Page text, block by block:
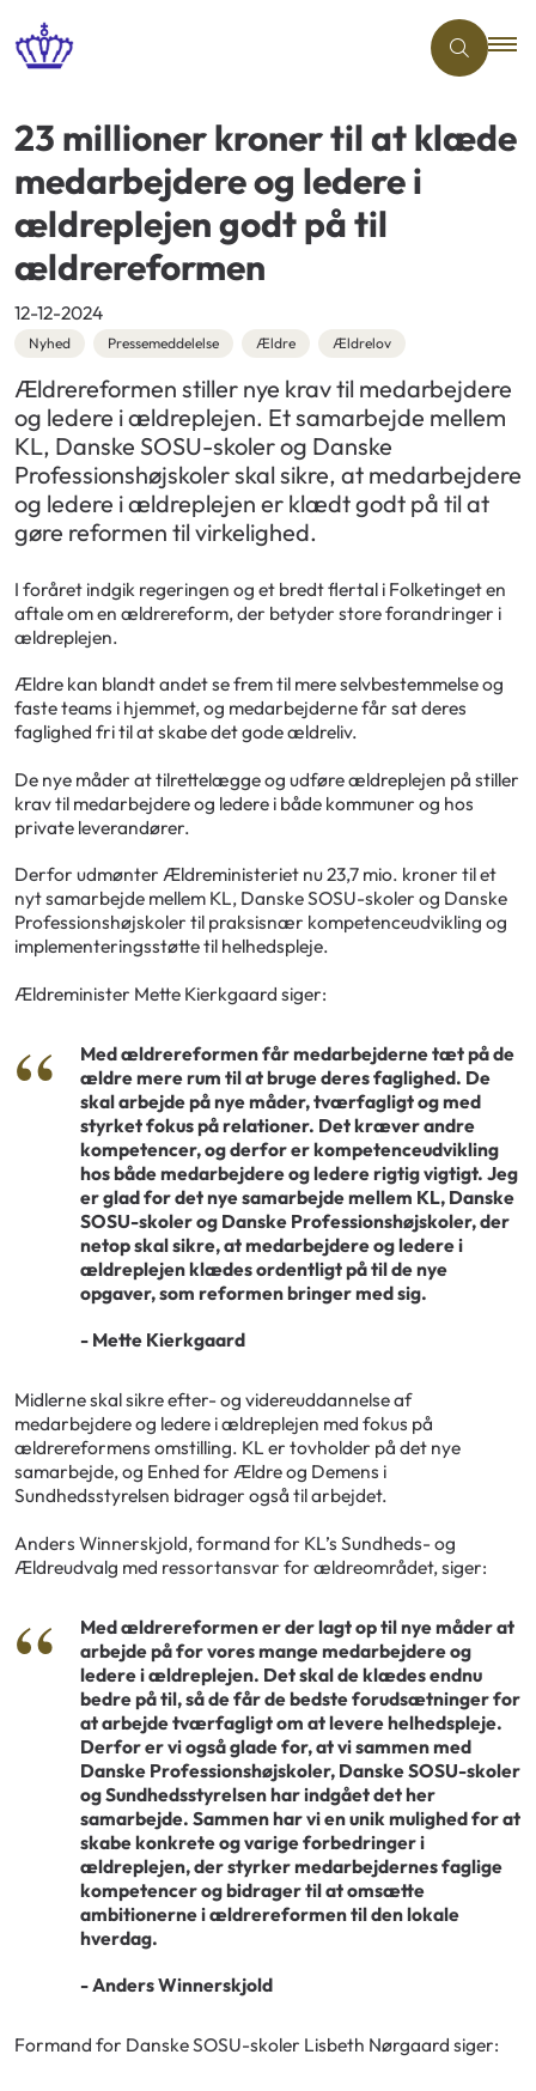
23 millioner kroner til at klæde
medarbejdere og ledere i
ældreplejen godt på til
ældrereformen
12-12-2024
Nyhed Pressemeddelelse Ældre Ældrelov
Ældrereformen stiller nye krav til medarbejdere
og ledere i ældreplejen. Et samarbejde mellem
KL, Danske SOSU-skoler og Danske
Professionshøjskoler skal sikre, at medarbejdere
og ledere i ældreplejen er klædt godt på til at
gøre reformen til virkelighed.
I foråret indgik regeringen og et bredt flertal i Folketinget en
aftale om en ældrereform, der betyder store forandringer i
ældreplejen.
Ældre kan blandt andet se frem til mere selvbestemmelse og
faste teams i hjemmet, og medarbejderne får sat deres
faglighed fri til at skabe det gode ældreliv.
De nye måder at tilrettelægge og udføre ældreplejen på stiller
krav til medarbejdere og ledere i både kommuner og hos
private leverandører.
Derfor udmønter Ældreministeriet nu 23,7 mio. kroner til et
nyt samarbejde mellem KL, Danske SOSU-skoler og Danske
Professionshøjskoler til praksisnær kompetenceudvikling og
implementeringsstøtte til helhedspleje.
Ældreminister Mette Kierkgaard siger:
Med ældrereformen får medarbejderne tæt på de
ældre mere rum til at bruge deres faglighed. De
skal arbejde på nye måder, tværfagligt og med
styrket fokus på relationer. Det kræver andre
kompetencer, og derfor er kompetenceudvikling
hos både medarbejdere og ledere rigtig vigtigt. Jeg
er glad for det nye samarbejde mellem KL, Danske
SOSU-skoler og Danske Professionshøjskoler, der
netop skal sikre, at medarbejdere og ledere i
ældreplejen klædes ordentligt på til de nye
opgaver, som reformen bringer med sig.
- Mette Kierkgaard
Midlerne skal sikre efter- og videreuddannelse af
medarbejdere og ledere i ældreplejen med fokus på
ældrereformens omstilling. KL er tovholder på det nye
samarbejde, og Enhed for Ældre og Demens i
Sundhedsstyrelsen bidrager også til arbejdet.
Anders Winnerskjold, formand for KL’s Sundheds- og
Ældreudvalg med ressortansvar for ældreområdet, siger:
Med ældrereformen er der lagt op til nye måder at
arbejde på for vores mange medarbejdere og
ledere i ældreplejen. Det skal de klædes endnu
bedre på til, så de får de bedste forudsætninger for
at arbejde tværfagligt om at levere helhedspleje.
Derfor er vi også glade for, at vi sammen med
Danske Professionshøjskoler, Danske SOSU-skoler
og Sundhedsstyrelsen har indgået det her
samarbejde. Sammen har vi en unik mulighed for at
skabe konkrete og varige forbedringer i
ældreplejen, der styrker medarbejdernes faglige
kompetencer og bidrager til at omsætte
ambitionerne i ældrereformen til den lokale
hverdag.
- Anders Winnerskjold
Formand for Danske SOSU-skoler Lisbeth Nørgaard siger: